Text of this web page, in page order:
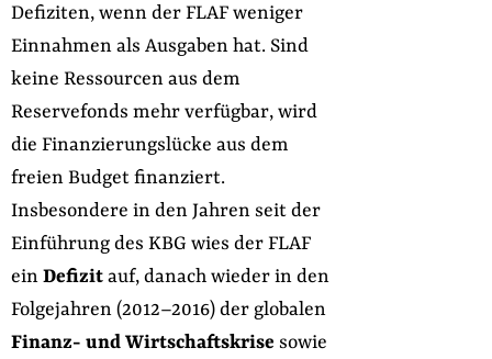
Defiziten, wenn der FLAF weniger
Einnahmen als Ausgaben hat. Sind
keine Ressourcen aus dem
Reservefonds mehr verfügbar, wird
die Finanzierungslücke aus dem
freien Budget finanziert.
Insbesondere in den Jahren seit der
Einführung des KBG wies der FLAF
ein Defizit auf, danach wieder in den
Folgejahren (2012–2016) der globalen
Finanz- und Wirtschaftskrise sowie